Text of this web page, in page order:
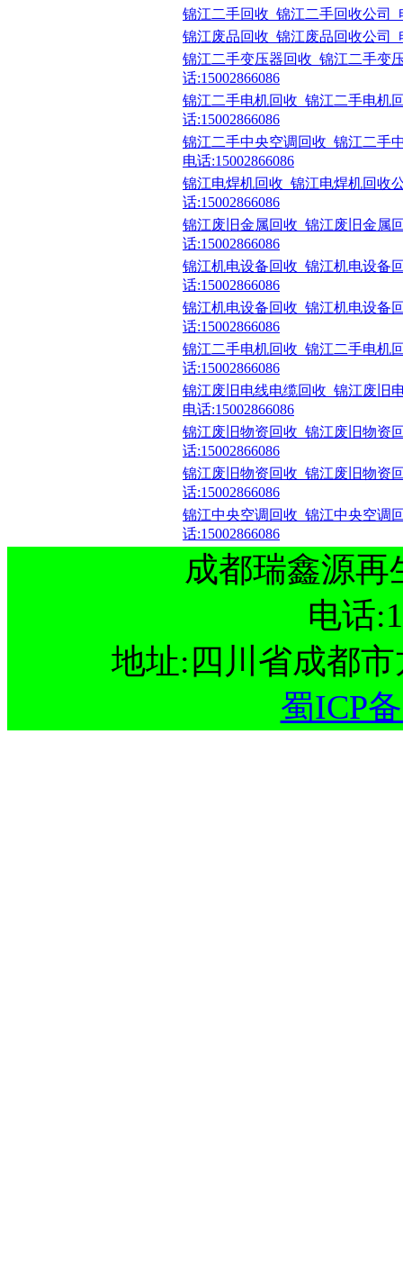
锦江二手回收_锦江二手回收公司_
锦江废品回收_锦江废品回收公司_
锦江二手变压器回收_锦江二手变
话:15002866086
锦江二手电机回收_锦江二手电机
话:15002866086
锦江二手中央空调回收_锦江二手
电话:15002866086
锦江电焊机回收_锦江电焊机回收
话:15002866086
锦江废旧金属回收_锦江废旧金属
话:15002866086
锦江机电设备回收_锦江机电设备
话:15002866086
锦江机电设备回收_锦江机电设备
话:15002866086
锦江二手电机回收_锦江二手电机
话:15002866086
锦江废旧电线电缆回收_锦江废旧
电话:15002866086
锦江废旧物资回收_锦江废旧物资
话:15002866086
锦江废旧物资回收_锦江废旧物资
话:15002866086
锦江中央空调回收_锦江中央空调
话:15002866086
成都瑞鑫源再
电话
地址:四川省成都
蜀ICP